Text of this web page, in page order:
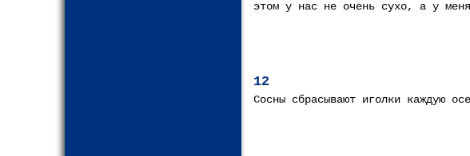
этом у нас не очень сухо, а у меня
12
Сосны сбрасывают иголки каждую